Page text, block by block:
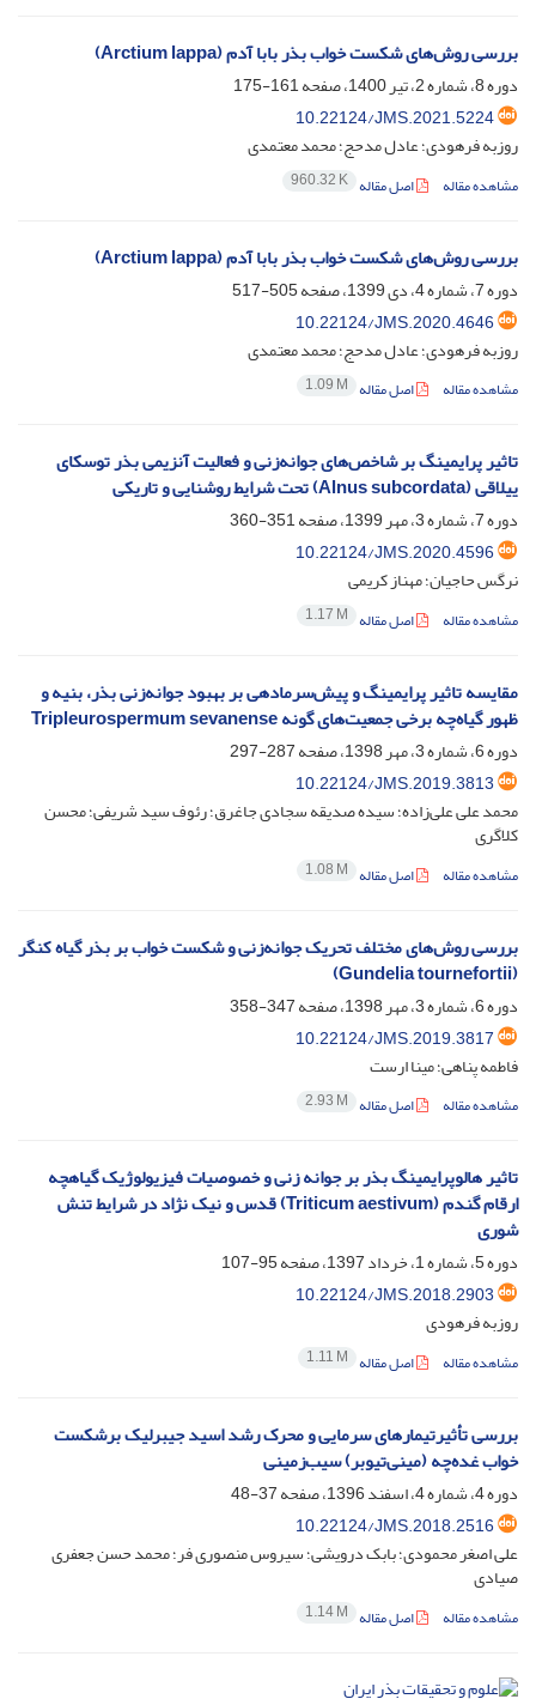
بررسی روش‌های شکست خواب بذر بابا آدم (Arctium lappa)
دوره 8، شماره 2، تیر 1400، صفحه
161-175
10.22124/JMS.2021.5224
روزبه فرهودی؛ عادل مدحج؛ محمد معتمدی
مشاهده مقاله اصل مقاله 960.32 K
بررسی روش‌های شکست خواب بذر بابا آدم (Arctium lappa)
دوره 7، شماره 4، دی 1399، صفحه
505-517
10.22124/JMS.2020.4646
روزبه فرهودی؛ عادل مدحج؛ محمد معتمدی
مشاهده مقاله اصل مقاله 1.09 M
تاثیر پرایمینگ بر شاخص‌های جوانه‌زنی و فعالیت آنزیمی بذر توسکای
ییلاقی (Alnus subcordata) تحت شرایط روشنایی و تاریکی
دوره 7، شماره 3، مهر 1399، صفحه
351-360
10.22124/JMS.2020.4596
نرگس حاجیان؛ مهناز کریمی
مشاهده مقاله اصل مقاله 1.17 M
مقایسه تاثیر پرایمینگ و پیش‌سرما‌دهی بر بهبود جوانه‌زنی بذر، بنیه و
ظهور گیاه‌چه برخی جمعیت‌های گونه Tripleurospermum sevanense
دوره 6، شماره 3، مهر 1398، صفحه
287-297
10.22124/JMS.2019.3813
محمد علی علی‌زاده؛ سیده صدیقه سجادی جاغرق؛ رئوف سید شریفی؛ محسن
کلاگری
مشاهده مقاله اصل مقاله 1.08 M
بررسی روش‌های مختلف تحریک جوانه‌زنی و شکست خواب بر بذر گیاه کنگر
(Gundelia tournefortii)
دوره 6، شماره 3، مهر 1398، صفحه
347-358
10.22124/JMS.2019.3817
فاطمه پناهی؛ مینا ارست
مشاهده مقاله اصل مقاله 2.93 M
تاثیر هالوپرایمینگ بذر بر جوانه ‏زنی و خصوصیات فیزیولوژیک گیاهچه
ارقام گندم (Triticum aestivum) قدس و نیک نژاد در شرایط تنش
شوری
دوره 5، شماره 1، خرداد 1397، صفحه
95-107
10.22124/JMS.2018.2903
روزبه فرهودی
مشاهده مقاله اصل مقاله 1.11 M
بررسی تأثیرتیمارهای سرمایی و محرک رشد اسید جیبرلیک برشکست
خواب غده‌چه (مینی‌تیوبر) سیب‌زمینی
دوره 4، شماره 4، اسفند 1396، صفحه
37-48
10.22124/JMS.2018.2516
علی اصغر محمودی؛ بابک درویشی؛ سیروس منصوری فر؛ محمد حسن جعفری
صیادی
مشاهده مقاله اصل مقاله 1.14 M